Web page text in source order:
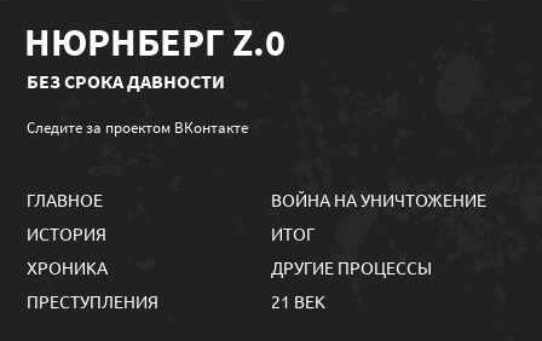
НЮРНБЕРГ Z.0
БЕЗ СРОКА ДАВНОСТИ
Следите за проектом ВКонтакте
ГЛАВНОЕ
ИСТОРИЯ
ХРОНИКА
ПРЕСТУПЛЕНИЯ
ВОЙНА НА УНИЧТОЖЕНИЕ
ИТОГ
ДРУГИЕ ПРОЦЕССЫ
21 ВЕК